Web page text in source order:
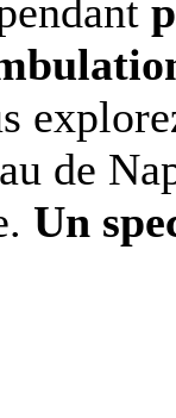
de
Un